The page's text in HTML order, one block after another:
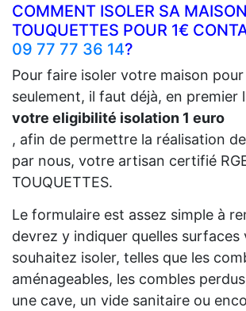
COMMENT ISOLER SA
TOUQUETTES POUR 1€
09 77 77 36 14?
Pour faire isoler votre maison
seulement, il faut déjà, en premier
votre eligibilité isolation 1 euro
, afin de permettre la réalisation
par nous, votre artisan certifié
TOUQUETTES.
Le formulaire est assez simple à
devrez y indiquer quelles surfaces
souhaitez isoler, telles que les
aménageables, les combles
une cave, un vide sanitaire ou